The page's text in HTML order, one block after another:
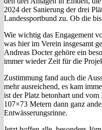
2024 der Sanierung der drei
Landessportbund zu. Ob die
Wie wichtig das Engagement
was hier im Verein insgesamt
Andreas Docter gehöre ein
immer wieder Zeit für die
Zustimmung fand auch die
mehr ausreichend, es kam
ist der Platz betonhart und
107×73 Metern dann ganz
Entwässerungsrinne.